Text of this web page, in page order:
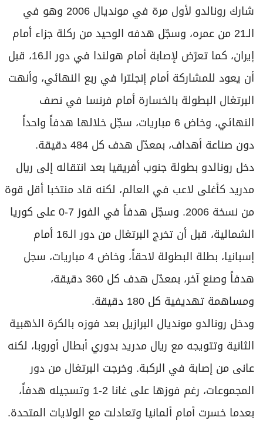
شارك رونالدو لأول مرة في مونديال 2006 وهو في
الـ21 من عمره، وسجّل هدفه الوحيد من ركلة جزاء أمام
إيران، كما تعرّض لإصابة أمام هولندا في دور الـ16، قبل
أن يعود للمشاركة أمام إنجلترا في ربع النهائي، وأنهت
البرتغال البطولة بالخسارة أمام فرنسا في نصف
النهائي، وخاض 6 مباريات، سجّل خلالها هدفاً واحداً
دون صناعة أهداف، بمعدّل هدف كل 484 دقيقة.
دخل رونالدو بطولة جنوب أفريقيا بعد انتقاله إلى ريال
مدريد كأغلى لاعب في العالم، لكنه قاد منتخبا أقل قوة
من نسخة 2006. وسجّل هدفاً في الفوز 7-0 على كوريا
الشمالية، قبل أن تخرج البرتغال من دور الـ16 أمام
إسبانيا، بطلة البطولة لاحقاً، وخاض 4 مباريات، سجل
هدفاً وصنع آخر، بمعدّل هدف كل 360 دقيقة،
ومساهمة تهديفية كل 180 دقيقة.
ودخل رونالدو مونديال البرازيل بعد فوزه بالكرة الذهبية
الثانية وتتويجه مع ريال مدريد بدوري أبطال أوروبا، لكنه
عانى من إصابة في الركبة. وخرجت البرتغال من دور
المجموعات، رغم فوزها على غانا 2-1 وتسجيله هدفاً،
بعدما خسرت أمام ألمانيا وتعادلت مع الولايات المتحدة.